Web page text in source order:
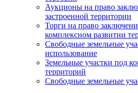
Аукционы на право
застроенной территории
Торги на право
комплексном развитии
Свободные земельные
использование
Земельные участки под
территорий
Свободные земельные